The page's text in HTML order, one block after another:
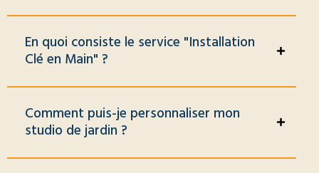
En quoi consiste le service "Installation
Clé en Main" ?
Comment puis-je personnaliser mon
studio de jardin ?